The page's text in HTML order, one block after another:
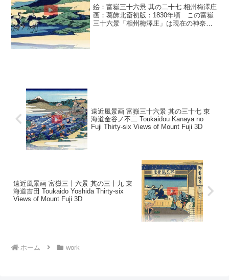
Views of Mount Fuji 3D
絵：富嶽三十六景 其の二十七 相州梅澤庄
画：葛飾北斎初版：1830年頃 この富嶽
三十六景「相州梅澤庄」は現在の神奈川
遠近風景画 富嶽三十六景 其の三十七 東
海道金谷ノ不二 Toukaidou Kanaya no
Fuji Thirty-six Views of Mount Fuji 3D
遠近風景画 富嶽三十六景 其の三十九 東
海道吉田 Toukaido Yoshida Thirty-six
Views of Mount Fuji 3D
ホーム work